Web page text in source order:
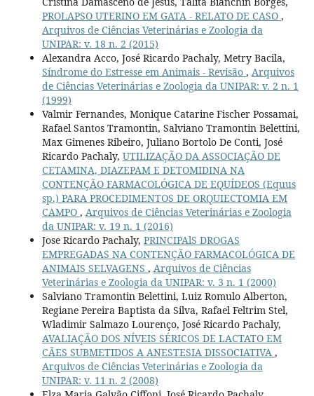
PROLAPSO UTERINO EM GATA - RELATO DE CASO ,
Arquivos de Ciências Veterinárias e Zoologia da
UNIPAR: v. 18 n. 2 (2015)
Alexandra Acco, José Ricardo Pachaly, Metry Bacila,
Síndrome do Estresse em Animais - Revisão , Arquivos
de Ciências Veterinárias e Zoologia da UNIPAR: v. 2 n. 1
(1999)
Valmir Fernandes, Monique Catarine Fischer Possamai,
Rafael Santos Tramontin, Salviano Tramontin Belettini,
Max Gimenes Ribeiro, Juliano Bortolo De Conti, José
Ricardo Pachaly, UTILIZAÇÃO DA ASSOCIAÇÃO DE
CETAMINA, DIAZEPAM E DETOMIDINA NA
CONTENÇÃO FARMACOLÓGICA DE EQUÍDEOS (Equus
sp.) PARA PROCEDIMENTOS DE ORQUIECTOMIA EM
CAMPO , Arquivos de Ciências Veterinárias e Zoologia
da UNIPAR: v. 19 n. 1 (2016)
Jose Ricardo Pachaly, PRINCIPAlS DROGAS
EMPREGADAS NA CONTENÇÃO FARMACOLÓGICA DE
ANIMAIS SELVAGENS , Arquivos de Ciências
Veterinárias e Zoologia da UNIPAR: v. 3 n. 1 (2000)
Salviano Tramontin Belettini, Luiz Romulo Alberton,
Regiane Pereira Baptista da Silva, Rafael Feltrim Stel,
Wladimir Salmazo Lourenço, José Ricardo Pachaly,
AVALIAÇÃO DOS NÍVEIS SÉRICOS DE LACTATO EM
CÃES SUBMETIDOS A ANESTESIA DISSOCIATIVA ,
Arquivos de Ciências Veterinárias e Zoologia da
UNIPAR: v. 11 n. 2 (2008)